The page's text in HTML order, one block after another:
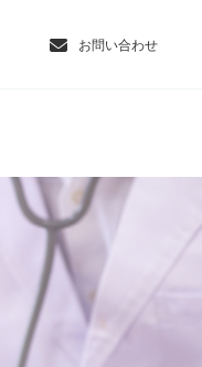
お問い合わせ